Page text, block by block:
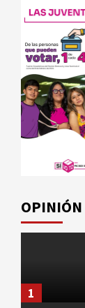
OPINIÓN
1